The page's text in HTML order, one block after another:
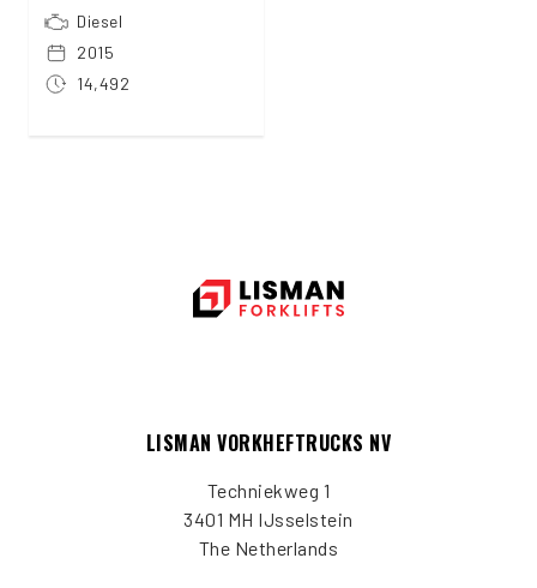
Diesel
2015
14,492
LISMAN VORKHEFTRUCKS NV
Techniekweg 1
3401 MH IJsselstein
The Netherlands